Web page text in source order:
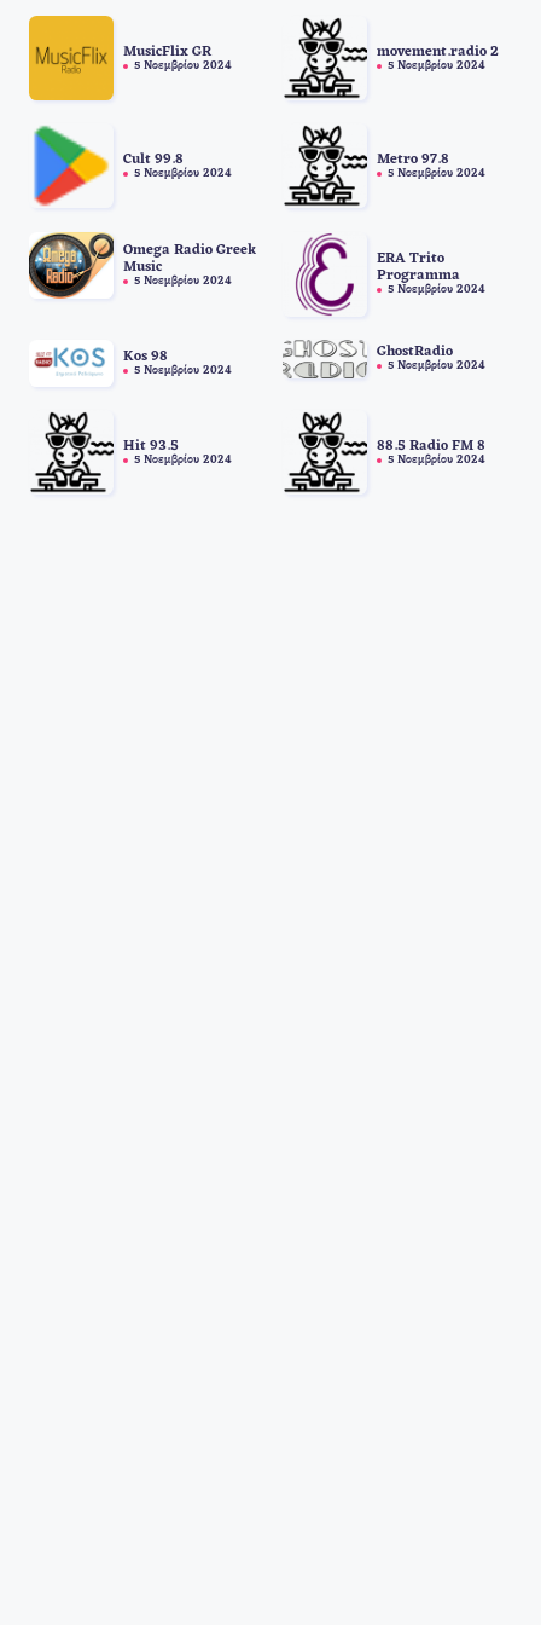
MusicFlix GR
5 Νοεμβρίου 2024
movement.radio 2
5 Νοεμβρίου 2024
Cult 99.8
5 Νοεμβρίου 2024
Metro 97.8
5 Νοεμβρίου 2024
Omega Radio Greek
Music
5 Νοεμβρίου 2024
ERA Trito
Programma
5 Νοεμβρίου 2024
Kos 98
5 Νοεμβρίου 2024
GhostRadio
5 Νοεμβρίου 2024
Hit 93.5
5 Νοεμβρίου 2024
88.5 Radio FM 8
5 Νοεμβρίου 2024